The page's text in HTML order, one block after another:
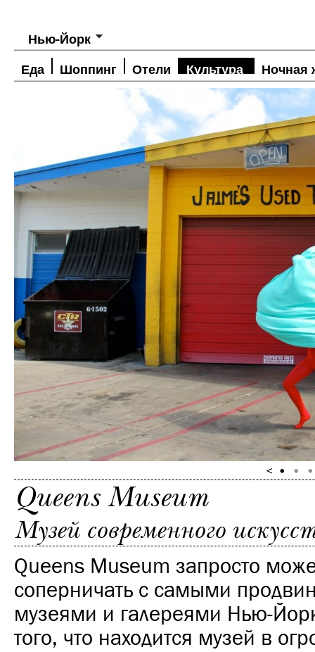
Нью-Йорк
Еда Шоппинг Отели Культура Ночная
Queens Museum
Музей современного
Queens Museum запросто
соперничать с самыми
музеями и галереями Нью-
того, что находится музей в